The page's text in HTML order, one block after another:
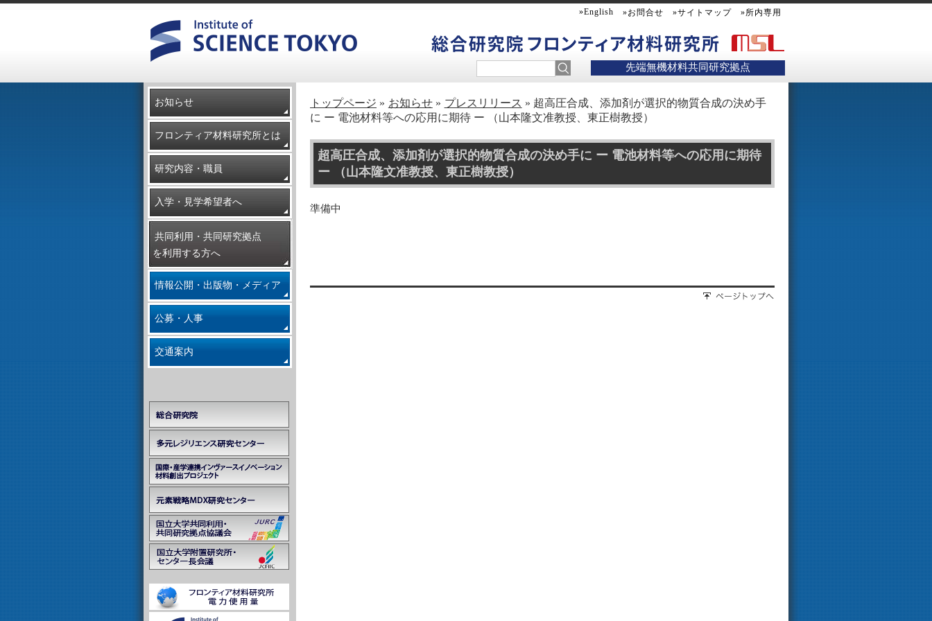
先端無機材料共同研究拠点
»所内専用
»サイトマップ
»お問合せ
»English
お知らせ
フロンティア材料研究所とは
研究内容・職員
入学・見学希望者へ
共同利用・共同研究拠点
を利用する方へ
情報公開・出版物・メディア
公募・人事
交通案内
トップページ お知らせ プレスリリース
超高圧合成、添加剤が選択的物質合成の決め手
に ー 電池材料等への応用に期待 ー （山本隆文准教授、東正樹教授）
超高圧合成、添加剤が選択的物質合成の決め手に ー 電池材料等への応用に期待
ー （山本隆文准教授、東正樹教授）
準備中